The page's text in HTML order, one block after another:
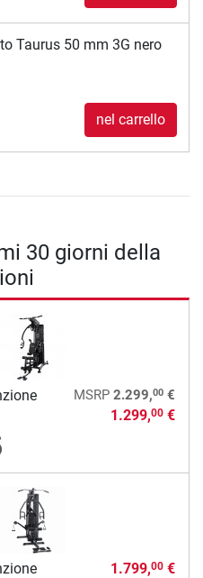
Taurus 50 mm 3G nero
nel carrello
30 giorni della
MSRP 2.299,00€
1.299,00€
1.799,00€